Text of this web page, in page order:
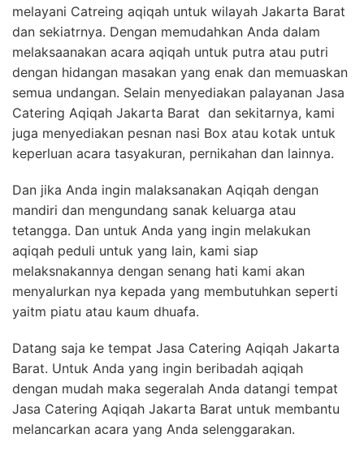
melayani Catreing aqiqah untuk wilayah Jakarta Barat
dan sekiatrnya. Dengan memudahkan Anda dalam
melaksaanakan acara aqiqah untuk putra atau putri
dengan hidangan masakan yang enak dan memuaskan
semua undangan. Selain menyediakan palayanan Jasa
Catering Aqiqah Jakarta Barat dan sekitarnya, kami
juga menyediakan pesnan nasi Box atau kotak untuk
keperluan acara tasyakuran, pernikahan dan lainnya.
Dan jika Anda ingin malaksanakan Aqiqah dengan
mandiri dan mengundang sanak keluarga atau
tetangga. Dan untuk Anda yang ingin melakukan
aqiqah peduli untuk yang lain, kami siap
melaksnakannya dengan senang hati kami akan
menyalurkan nya kepada yang membutuhkan seperti
yaitm piatu atau kaum dhuafa.
Datang saja ke tempat Jasa Catering Aqiqah Jakarta
Barat. Untuk Anda yang ingin beribadah aqiqah
dengan mudah maka segeralah Anda datangi tempat
Jasa Catering Aqiqah Jakarta Barat untuk membantu
melancarkan acara yang Anda selenggarakan.